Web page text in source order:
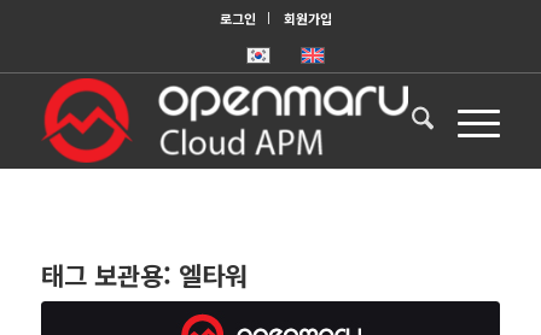
로그인 회원가입
태그 보관용: 엘타워